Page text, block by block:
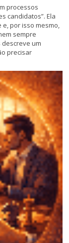
processos
candidatos”. Ela
por isso mesmo,
sempre
um
precisar